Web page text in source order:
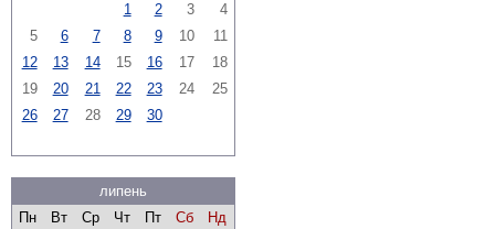
1
2 3
4
5
6 7 8 9 10
11
12
13 14 15 16 17
18
19
20 21 22 23 24
25
26
27 28 29 30
липень
Пн
Вт Ср Чт Пт Сб
Нд